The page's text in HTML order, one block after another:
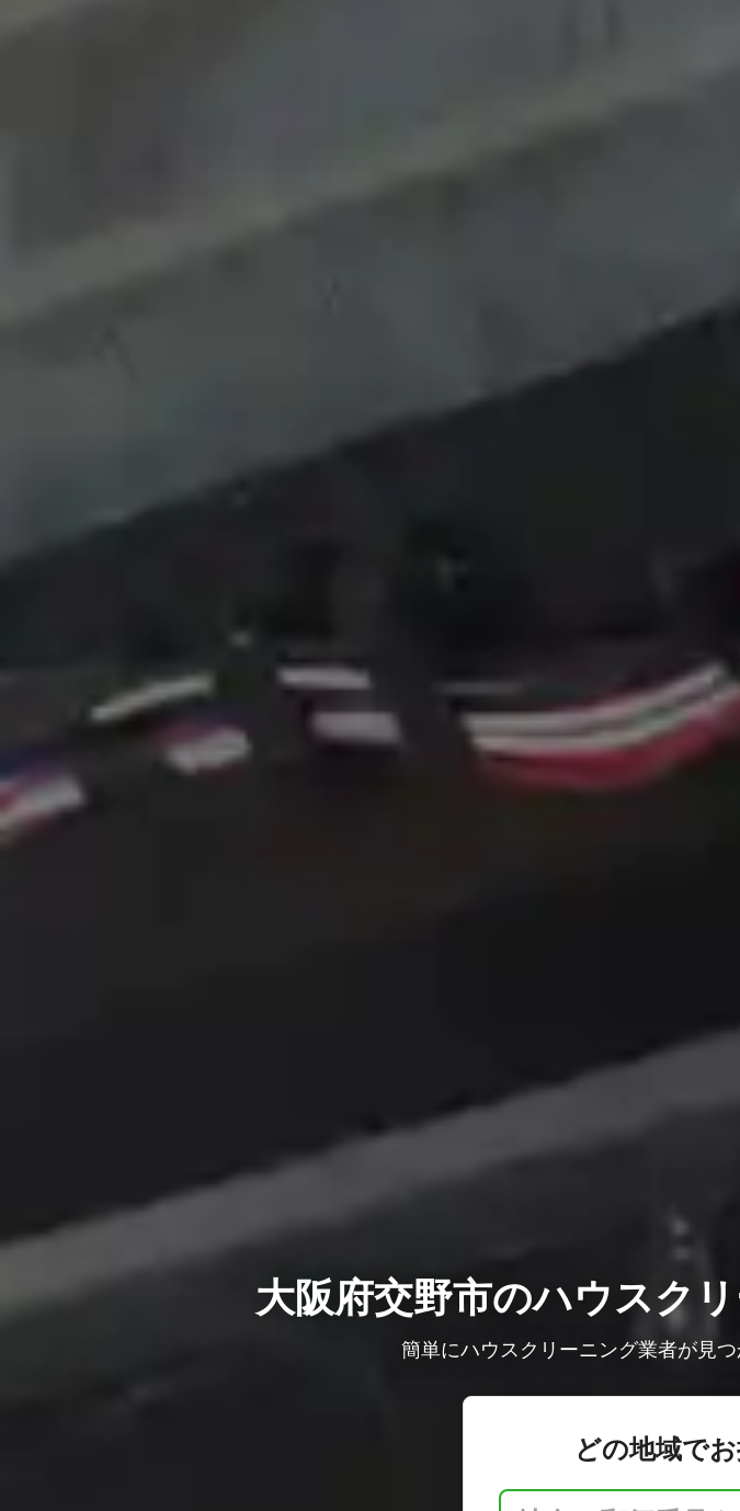
大阪府交野市のハウスク
簡単にハウスクリーニング業者が見
どの地域で